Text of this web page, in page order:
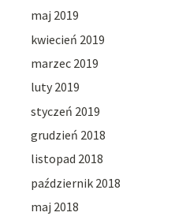
maj 2019
kwiecień 2019
marzec 2019
luty 2019
styczeń 2019
grudzień 2018
listopad 2018
październik 2018
maj 2018